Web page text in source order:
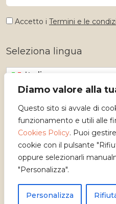
Diamo valore alla
Questo sito si avvale di
funzionamento e utili alle
Cookies Policy. Puoi
cookie con il pulsante
oppure selezionarli
"Personalizza".
Personalizza
Accetto i Termini e le
Seleziona lingua
Italiano
Copyright 2026 -